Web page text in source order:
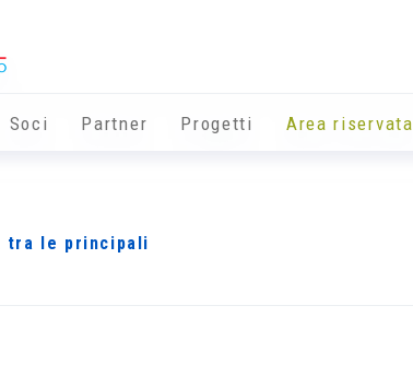
Soci Partner Progetti Area riservata
tra le principali